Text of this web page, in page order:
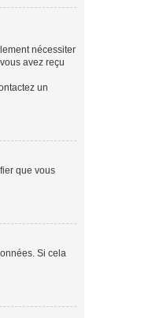
nécessiter
avez reçu
un
que vous
Si cela